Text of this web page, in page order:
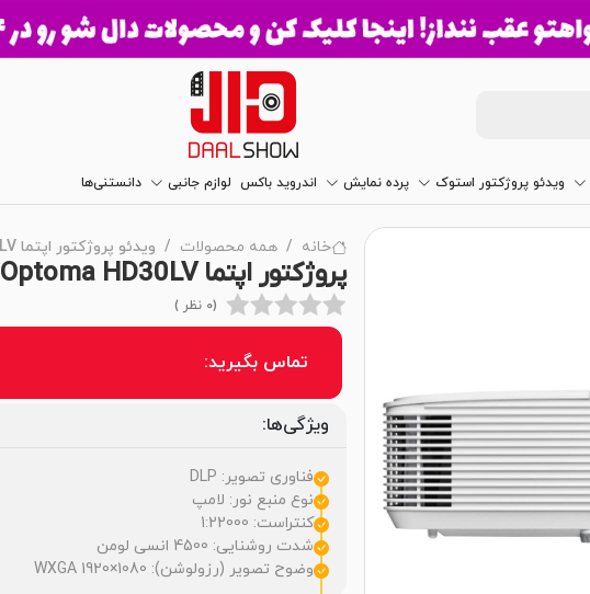
ویدئو پروژکتور استوک پرده نمایش اندروید باکس لوازم جانبی دانستنی‌ها
خانه همه محصولات ویدئو پروژکتور اپتما Optoma HD30LV
پروژکتور اپتما Optoma HD30LV؛ کیفیت Full HD و روشنایی بالا!
(0 نظر )
تماس بگیرید:
ویژگی‌ها:
فناوری تصویر: DLP
نوع منبع نور: لامپ
کنتراست: 1:22000
شدت روشنایی: 4500 انسی لومن
وضوح تصویر (رزولوشن): WXGA 1920×1080